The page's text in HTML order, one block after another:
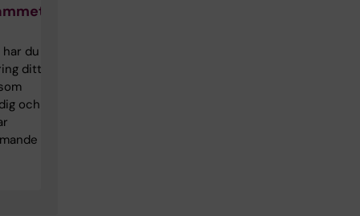
har du
ditt
och